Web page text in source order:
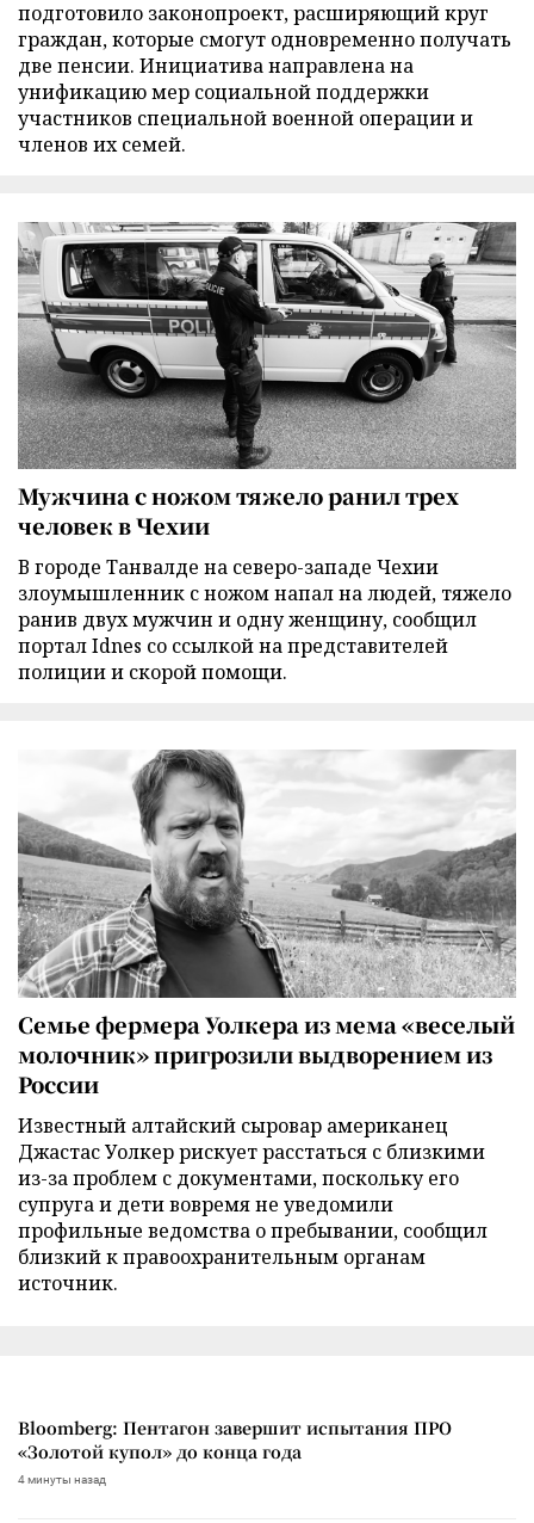
подготовило законопроект, расширяющий круг
граждан, которые смогут одновременно получать
две пенсии. Инициатива направлена на
унификацию мер социальной поддержки
участников специальной военной операции и
членов их семей.
Мужчина с ножом тяжело ранил трех
человек в Чехии
В городе Танвалде на северо-западе Чехии
злоумышленник с ножом напал на людей, тяжело
ранив двух мужчин и одну женщину, сообщил
портал Idnes со ссылкой на представителей
полиции и скорой помощи.
Семье фермера Уолкера из мема «веселый
молочник» пригрозили выдворением из
России
Известный алтайский сыровар американец
Джастас Уолкер рискует расстаться с близкими
из-за проблем с документами, поскольку его
супруга и дети вовремя не уведомили
профильные ведомства о пребывании, сообщил
близкий к правоохранительным органам
источник.
Bloomberg: Пентагон завершит испытания ПРО
«Золотой купол» до конца года
4 минуты назад